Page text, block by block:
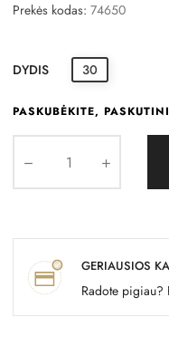
Prekės kodas: 74650
DYDIS 30
PASKUBĖKITE,
GERIAUSIOS
Radote pigiau?